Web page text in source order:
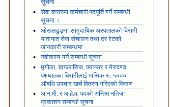
सूचना
सेवा करारमा कर्मचारी पदपूर्ति गर्ने सम्बन्धी
सूचना ।
ओखलढुङ्गा सामुदायिक अस्पतालको विरामी
यातायात सेवा संचालन तथा दर रेटको
जानकारी सम्बन्धमा
नवीकरण गर्ने सम्बन्धी सूचना
मृगौला, डायलासिस, क्यान्सर र मेरुदण्ड
पक्षघातका बिरामीलाई मासिक रु. ५०००
औषधि उपचार खर्च वितरण गरिएको विवरण
अ.न.मी. र अ.हे.व. पदको अन्तिम नतिजा
प्रकाशन सम्बन्धी सूचना